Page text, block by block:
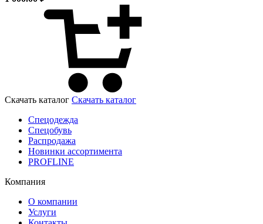
Скачать каталог Скачать каталог
Спецодежда
Спецобувь
Распродажа
Новинки ассортимента
PROFLINE
Компания
О компании
Услуги